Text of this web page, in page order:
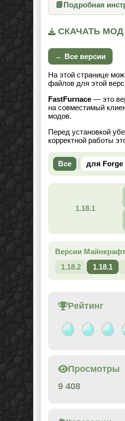
📘Подробная
СКАЧАТЬ МОД
← Все версии
На этой странице
файлов для этой
FastFurnace — это
на совместимый
модов.
Перед установкой
корректной работы
Все для Forge
1.18.1
Версии
1.18.2
1.18.1
Рейтинг
Просмотры
9 408